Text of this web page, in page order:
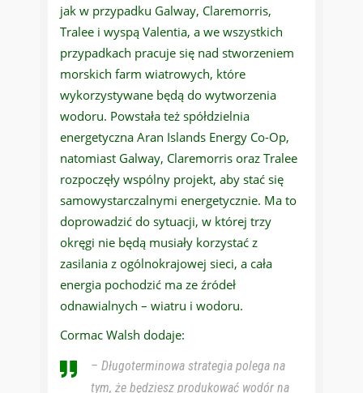
jak w przypadku Galway, Claremorris,
Tralee i wyspą Valentia, a we wszystkich
przypadkach pracuje się nad stworzeniem
morskich farm wiatrowych, które
wykorzystywane będą do wytworzenia
wodoru. Powstała też spółdzielnia
energetyczna Aran Islands Energy Co-Op,
natomiast Galway, Claremorris oraz Tralee
rozpoczęły wspólny projekt, aby stać się
samowystarczalnymi energetycznie. Ma to
doprowadzić do sytuacji, w której trzy
okręgi nie będą musiały korzystać z
zasilania z ogólnokrajowej sieci, a cała
energia pochodzić ma ze źródeł
odnawialnych – wiatru i wodoru.
Cormac Walsh dodaje:
– Długoterminowa strategia polega na
tym, że będziesz produkować wodór na